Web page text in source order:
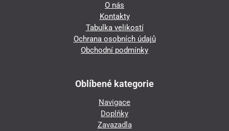
O nás
Kontakty
Tabulka velikostí
Ochrana osobních údajů
Obchodní podmínky
Oblíbené kategorie
Navigace
Doplňky
Zavazadla